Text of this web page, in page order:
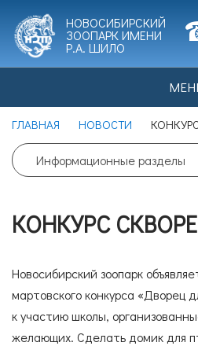
НОВОСИБИРСКИЙ
ЗООПАРК ИМЕНИ
Р.А. ШИЛО
Входной билет
Взрослый
0
Цена билета: 700 рублей.
Входной билет
Цена билета: 350 рублей.
Согласие на обработку
НОВОСТИ
ГЛАВНАЯ НОВОСТИ
Информационные разделы
КОНКУРС
Новосибирский зоопарк
мартовского конкурса «Дворец
к участию школы,
желающих. Сделать домик для